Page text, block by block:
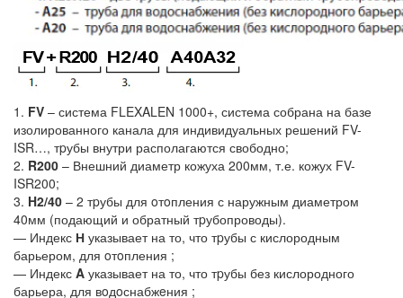
1. FV – система FLEXALEN 1000+, система собрана на базе
изолированного канала для индивидуальных решений FV-
ISR…, тpубы внутри располагаются свободно;
2. R200 – Внешний диаметр кожуха 200мм, т.е. кожух FV-
ISR200;
3. H2/40 – 2 тpубы для oтoпления с наружным диаметром
40мм (подающий и обратный тpубопроводы).
— Индекс Н указывает на то, что тpубы с кислородным
барьером, для oтoпления ;
— Индекс A указывает на то, что тpубы без кислородного
барьера, для вoдoснабжeния ;